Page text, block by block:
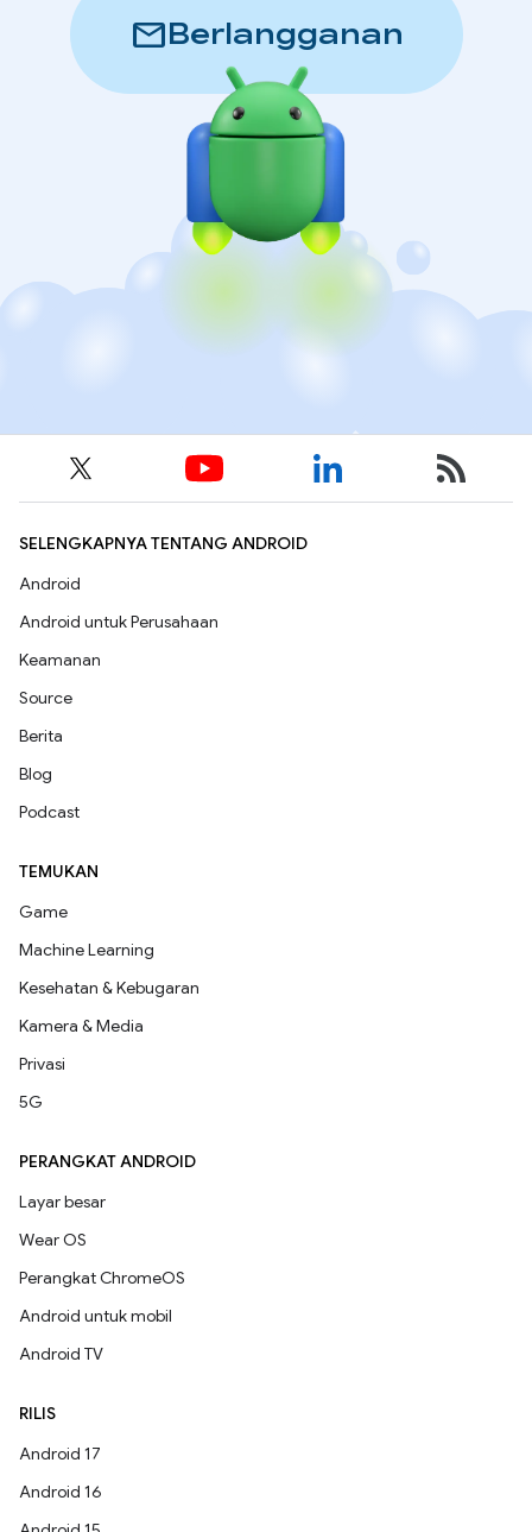
mailBerlangganan
SELENGKAPNYA TENTANG ANDROID
Android
Android untuk Perusahaan
Keamanan
Source
Berita
Blog
Podcast
TEMUKAN
Game
Machine Learning
Kesehatan & Kebugaran
Kamera & Media
Privasi
5G
PERANGKAT ANDROID
Layar besar
Wear OS
Perangkat ChromeOS
Android untuk mobil
Android TV
RILIS
Android 17
Android 16